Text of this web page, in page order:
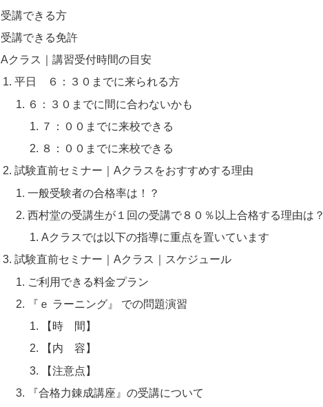
受講できる方
受講できる免許
Aクラス｜講習受付時間の目安
平日 ６：３０までに来られる方
６：３０までに間に合わないかも
７：００までに来校できる
８：００までに来校できる
試験直前セミナー｜Aクラスをおすすめする理由
一般受験者の合格率は！？
西村堂の受講生が１回の受講で８０％以上合格する理由は？
Aクラスでは以下の指導に重点を置いています
試験直前セミナー｜Aクラス｜スケジュール
ご利用できる料金プラン
『ｅ ラーニング』 での問題演習
【時 間】
【内 容】
【注意点】
『合格力錬成講座』の受講について